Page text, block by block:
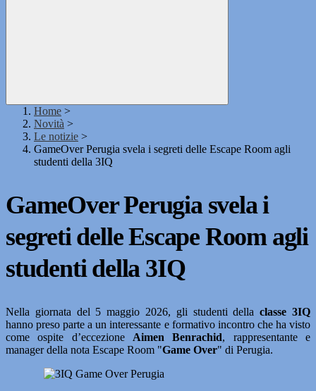
Home >
Novità >
Le notizie >
GameOver Perugia svela i segreti delle Escape Room agli
studenti della 3IQ
GameOver Perugia svela i
segreti delle Escape Room agli
studenti della 3IQ
Nella giornata del 5 maggio 2026, gli studenti dellaclasse 3IQ
hanno preso parte a un interessante e formativo incontro che ha visto
come ospite d’eccezione Aimen Benrachid, rappresentante e
manager della nota Escape Room "Game Over" di Perugia.